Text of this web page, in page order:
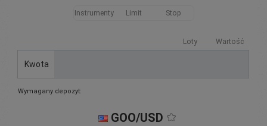
Instrumenty Limit Stop
Loty Wartość
Kwota
Wymagany depozyt:
GOO/USD